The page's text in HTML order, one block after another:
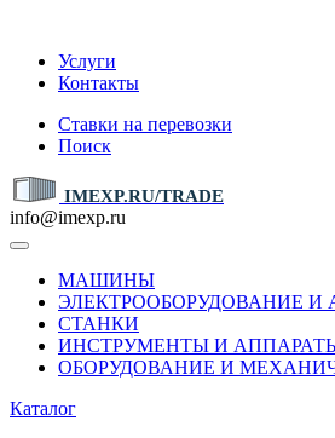
Услуги
Контакты
Ставки на перевозки
Поиск
IMEXP.RU/TRADE
info@imexp.ru
МАШИНЫ
ЭЛЕКТРООБОРУДОВАНИЕ И
СТАНКИ
ИНСТРУМЕНТЫ И
ОБОРУДОВАНИЕ И
Каталог